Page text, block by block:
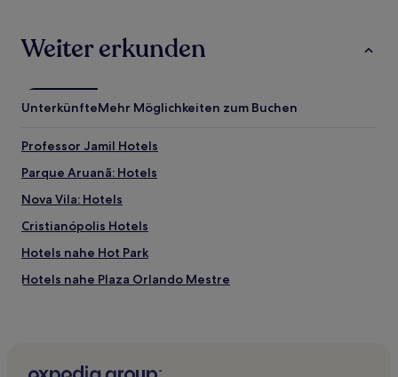
Weiter erkunden
UnterkünfteMehr Möglichkeiten zum Buchen
Professor Jamil Hotels
Parque Aruanã: Hotels
Nova Vila: Hotels
Cristianópolis Hotels
Hotels nahe Hot Park
Hotels nahe Plaza Orlando Mestre